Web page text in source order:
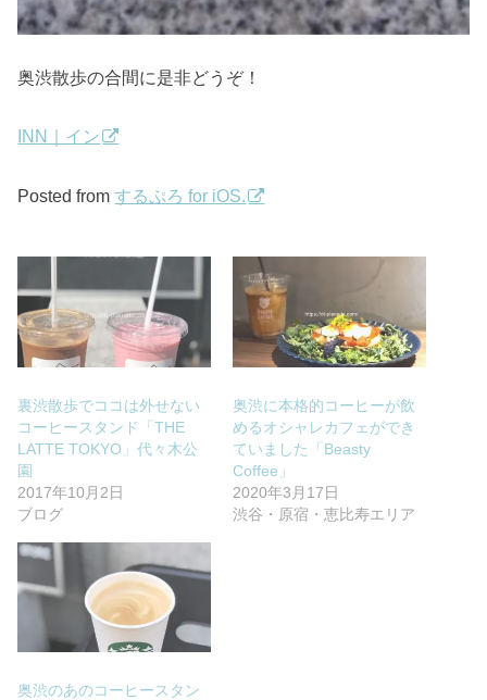
奥渋散歩の合間に是非どうぞ！
INN｜イン
Posted fromするぷろ for iOS.
裏渋散歩でココは外せない
コーヒースタンド「THE
LATTE TOKYO」代々木公
園
2017年10月2日
ブログ
奥渋に本格的コーヒーが飲
めるオシャレカフェができ
ていました「Beasty
Coffee」
2020年3月17日
渋谷・原宿・恵比寿エリア
奥渋のあのコーヒースタン